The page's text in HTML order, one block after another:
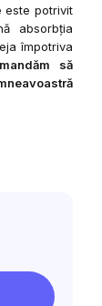
este potrivit
absorbția
împotriva
să